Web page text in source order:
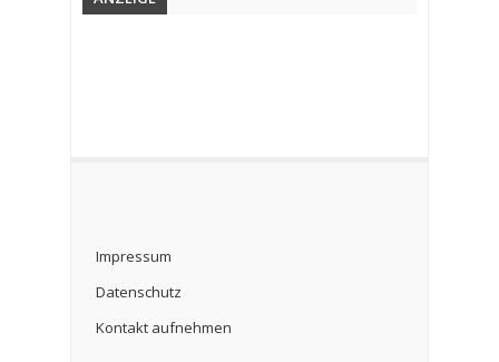
Impressum
Datenschutz
Kontakt aufnehmen